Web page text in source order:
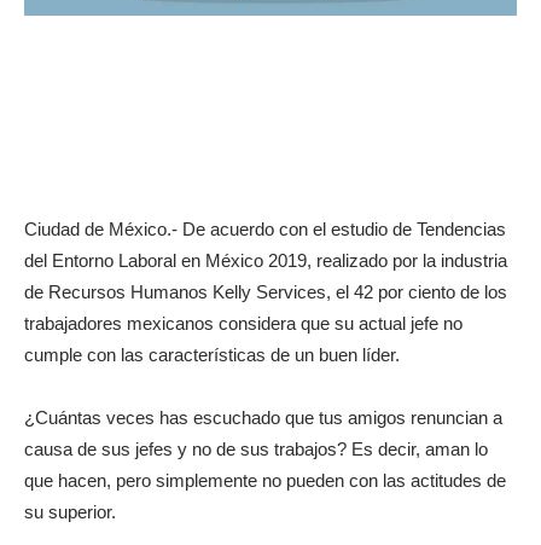
Ciudad de México.- De acuerdo con el estudio de Tendencias
del Entorno Laboral en México 2019, realizado por la industria
de Recursos Humanos Kelly Services, el 42 por ciento de los
trabajadores mexicanos considera que su actual jefe no
cumple con las características de un buen líder.
¿Cuántas veces has escuchado que tus amigos renuncian a
causa de sus jefes y no de sus trabajos? Es decir, aman lo
que hacen, pero simplemente no pueden con las actitudes de
su superior.